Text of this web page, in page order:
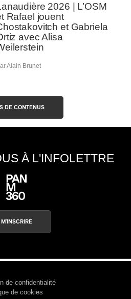
2026 | L’OSM
Rafael jouent
et Gabriela
avec Alisa
Alain Brunet
DE CONTENUS
À L'INFOLETTRE
M'INSCRIRE
de confidentialité
de cookies